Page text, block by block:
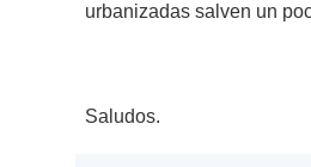
urbanizadas salven un
Saludos.